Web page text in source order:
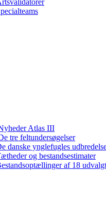
Atlas III
tre feltundersøgelser
danske ynglefugles
og bestandsestimater
af 18